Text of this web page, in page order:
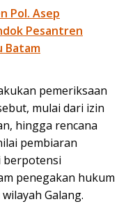
Pol. Asep
Pesantren
Batam
pemeriksaan
mulai dari izin
hingga rencana
pembiaran
berpotensi
penegakan hukum
Galang.